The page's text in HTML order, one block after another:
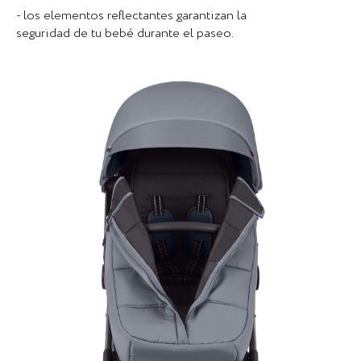
- los elementos reflectantes garantizan la
seguridad de tu bebé durante el paseo.